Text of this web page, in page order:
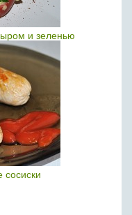
и зеленью